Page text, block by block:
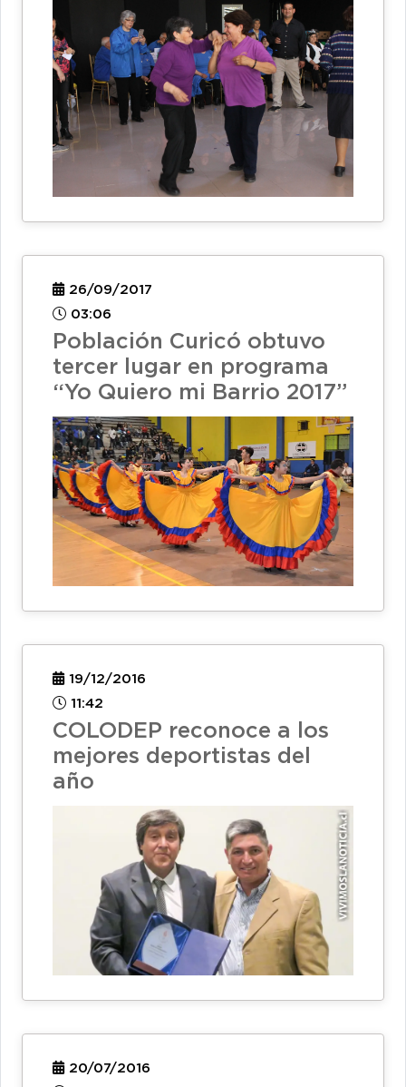
26/09/2017
03:06
Población Curicó obtuvo
tercer lugar en programa
“Yo Quiero mi Barrio 2017”
19/12/2016
11:42
COLODEP reconoce a los
mejores deportistas del
año
20/07/2016